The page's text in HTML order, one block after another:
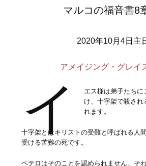
マルコの福音書8
2020年10月4日主
アメイジング・グレイ
イ
エス様は弟子たちに
け、十字架で殺され
れます。
十字架とはキリストの受難と呼ばれる人
受ける苦難の死です。
ペテロはそのことを認められません。そ